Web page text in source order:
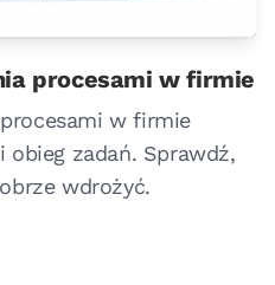
procesami w firmie
w firmie
obieg zadań. Sprawdź,
wdrożyć.